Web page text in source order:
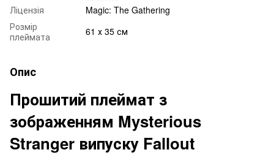
Ліцензія
Magic: The Gathering
Розмір
плеймата
61 х 35 см
Опис
Прошитий плеймат з
зображенням Mysterious
Stranger випуску Fallout